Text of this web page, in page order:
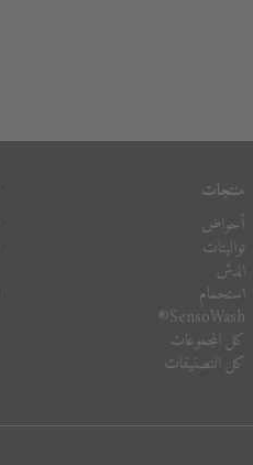
منتجات
أحواض
تواليتات
الدش
استحمام
SensoWash®
كل المجموعات
كل التصنيفات